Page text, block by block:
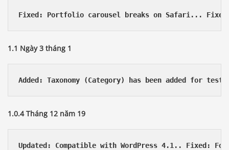
Fixed: Portfolio carousel breaks on Safari...
1.1 Ngày 3 tháng 1
Added: Taxonomy (Category) has been added for
1.0.4 Tháng 12 năm 19
Updated: Compatible with WordPress 4.1.. Fixed: